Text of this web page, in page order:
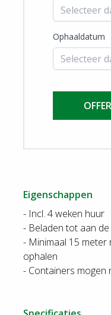
Ophaaldatum
Eigenschappen
- Incl. 4 weken huur
- Beladen tot aan
- Minimaal 15
ophalen
- Containers mogen